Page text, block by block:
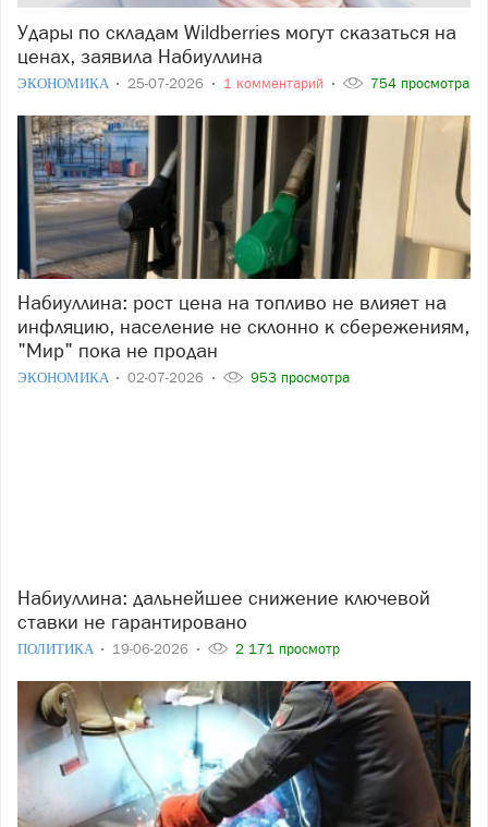
Удары по складам Wildberries могут сказаться на
ценах, заявила Набиуллина
ЭКОНОМИКА 25-07-2026 1 комментарий 754 просмотра
Набиуллина: рост цена на топливо не влияет на
инфляцию, население не склонно к сбережениям,
"Мир" пока не продан
ЭКОНОМИКА 02-07-2026 953 просмотра
Набиуллина: дальнейшее снижение ключевой
ставки не гарантировано
ПОЛИТИКА 19-06-2026 2 171 просмотр